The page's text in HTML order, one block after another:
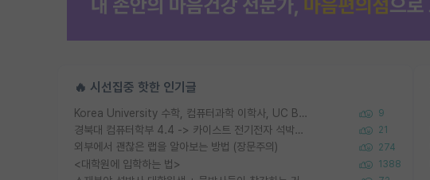
🔥 시선집중 핫한 인기글
Korea University 수학, 컴퓨터과학 이학사, UC Berkeley 산업공학 대학원 공학박사가 되는 것은 쉽지 않겠죠? 9
경북대 컴퓨터학부 4.4 -> 카이스트 전기전자 석박사통합과정 합격 21
외부에서 괜찮은 랩을 알아보는 방법 (장문주의) 274
<대학원에 입학하는 법> 1388